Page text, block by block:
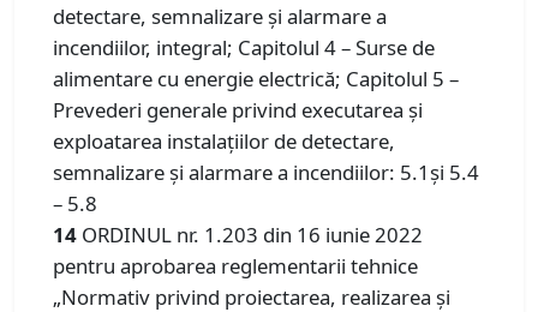
detectare, semnalizare și alarmare a
incendiilor, integral; Capitolul 4 – Surse de
alimentare cu energie electrică; Capitolul 5 –
Prevederi generale privind executarea și
exploatarea instalațiilor de detectare,
semnalizare și alarmare a incendiilor: 5.1și 5.4
– 5.8
14 ORDINUL nr. 1.203 din 16 iunie 2022
pentru aprobarea reglementarii tehnice
„Normativ privind proiectarea, realizarea şi